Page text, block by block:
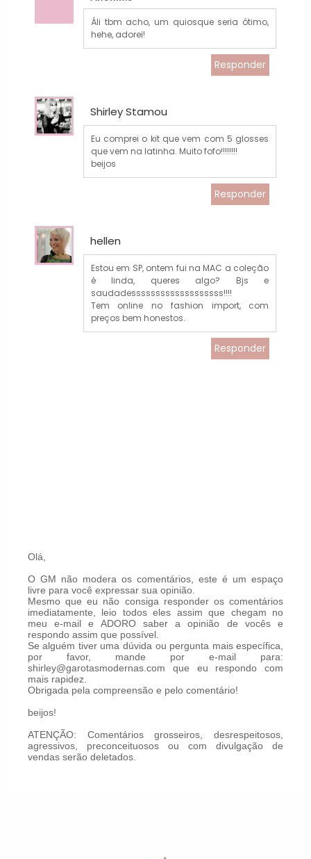
Áli tbm acho, um quiosque seria ótimo,
hehe, adorei!
Responder
Shirley Stamou
Eu comprei o kit que vem com 5 glosses
que vem na latinha. Muito fofo!!!!!!!!
beijos
Responder
hellen
Estou em SP, ontem fui na MAC a coleção
é linda, queres algo? Bjs e
saudadesssssssssssssssssss!!!!
Tem online no fashion import, com
preços bem honestos.
Responder
Olá,
O GM não modera os comentários, este é um espaço
livre para você expressar sua opinião.
Mesmo que eu não consiga responder os comentários
imediatamente, leio todos eles assim que chegam no
meu e-mail e ADORO saber a opinião de vocês e
respondo assim que possível.
Se alguém tiver uma dúvida ou pergunta mais específica,
por favor, mande por e-mail para:
shirley@garotasmodernas.com que eu respondo com
mais rapidez.
Obrigada pela compreensão e pelo comentário!
beijos!
ATENÇÃO: Comentários grosseiros, desrespeitosos,
agressivos, preconceituosos ou com divulgação de
vendas serão deletados.